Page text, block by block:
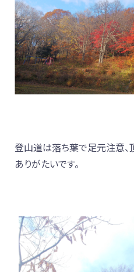
登山道は落ち葉で足元注意
ありがたいです。